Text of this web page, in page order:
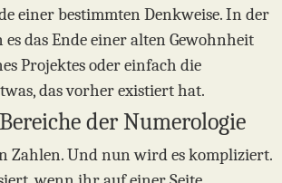
einer bestimmten Denkweise. In der
es das Ende einer alten Gewohnheit
Projektes oder einfach die
das vorher existiert hat.
der Numerologie
Zahlen. Und nun wird es kompliziert.